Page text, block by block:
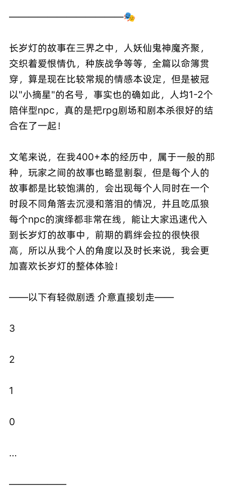
————————————🎭
长岁灯的故事在三界之中，人妖仙鬼神魔齐聚，
交织着爱恨情仇，种族战争等等，全篇以命簿贯
穿，算是现在比较常规的情感本设定，但是被冠
以"小摘星"的名号，事实也的确如此，人均1-2个
陪伴型npc，真的是把rpg剧场和剧本杀很好的结
合在了一起！
文笔来说，在我400+本的经历中，属于一般的那
种，玩家之间的故事也略显割裂，但是每个人的
故事都是比较饱满的，会出现每个人同时在一个
时段不同角落去沉浸和落泪的情况，并且吃瓜狼
每个npc的演绎都非常在线，能让大家迅速代入
到长岁灯的故事中，前期的羁绊会拉的很快很
高，所以从我个人的角度以及时长来说，我会更
加喜欢长岁灯的整体体验！
——以下有轻微剧透 介意直接划走——
3
2
1
0
…
——————